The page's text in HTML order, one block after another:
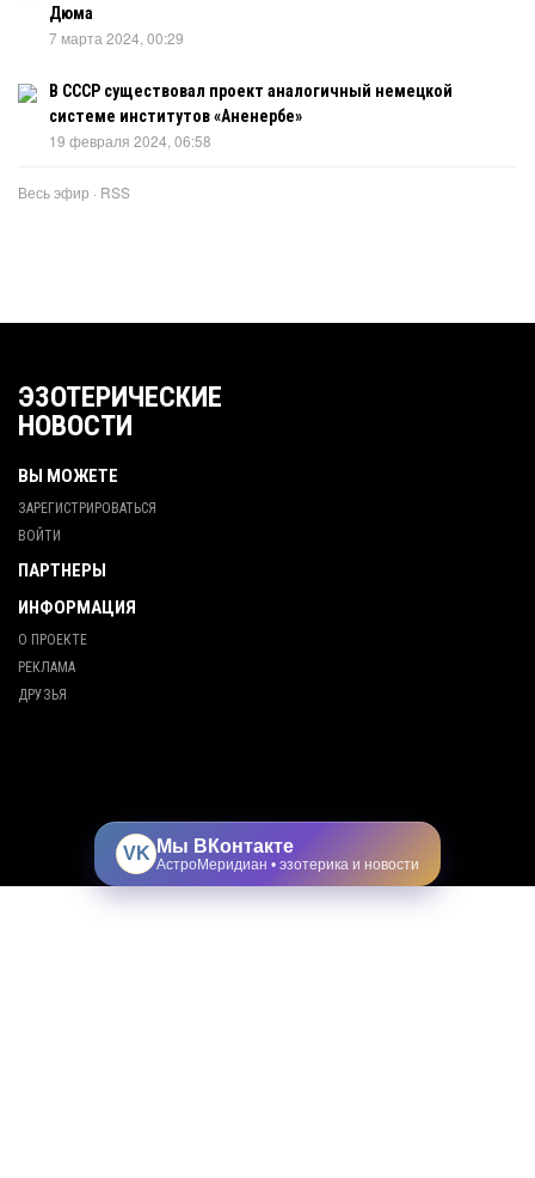
Дюма
7 марта 2024, 00:29
В СССР существовал проект аналогичный немецкой
системе институтов «Аненербе»
19 февраля 2024, 06:58
Весь эфир · RSS
ЭЗОТЕРИЧЕСКИЕ
НОВОСТИ
ВЫ МОЖЕТЕ
ЗАРЕГИСТРИРОВАТЬСЯ
ВОЙТИ
ПАРТНЕРЫ
ИНФОРМАЦИЯ
О ПРОЕКТЕ
РЕКЛАМА
ДРУЗЬЯ
VK Мы ВКонтакте
АстроМеридиан • эзотерика и новости